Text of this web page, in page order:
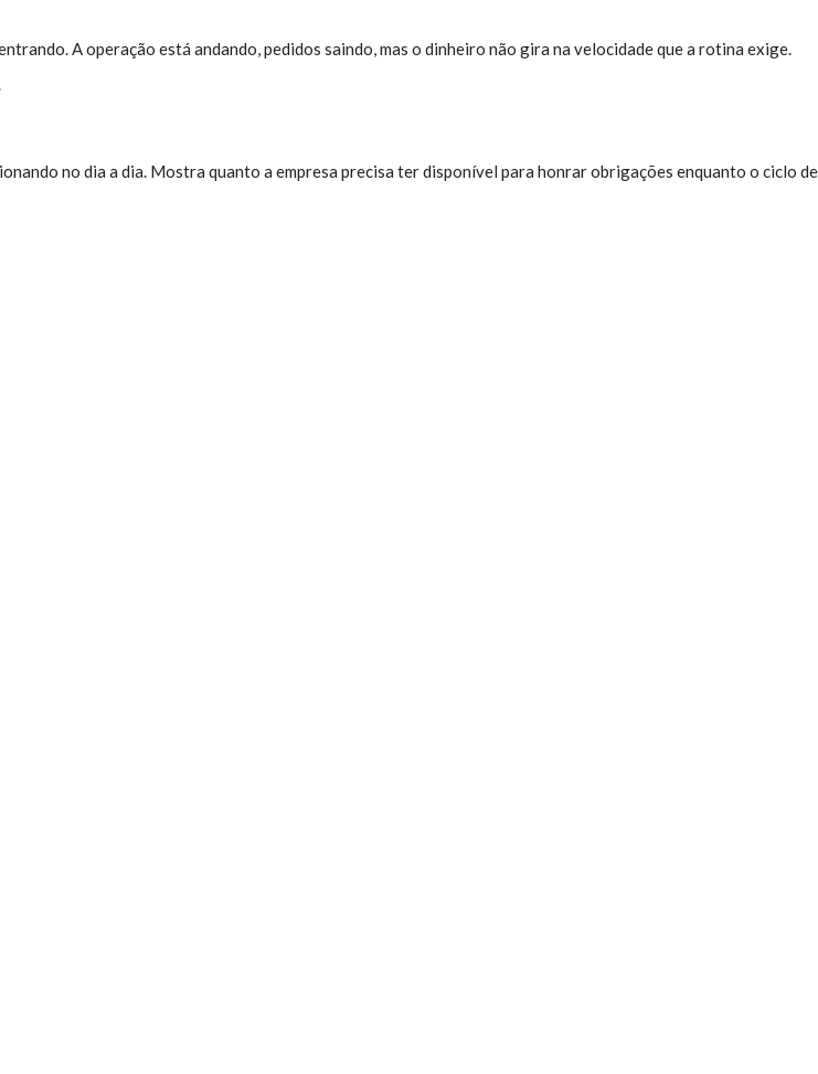
A operação está andando, pedidos saindo, mas o dinheiro não gira na velocidade que a rotina exige.
no dia a dia. Mostra quanto a empresa precisa ter disponível para honrar obrigações enquanto o ciclo de